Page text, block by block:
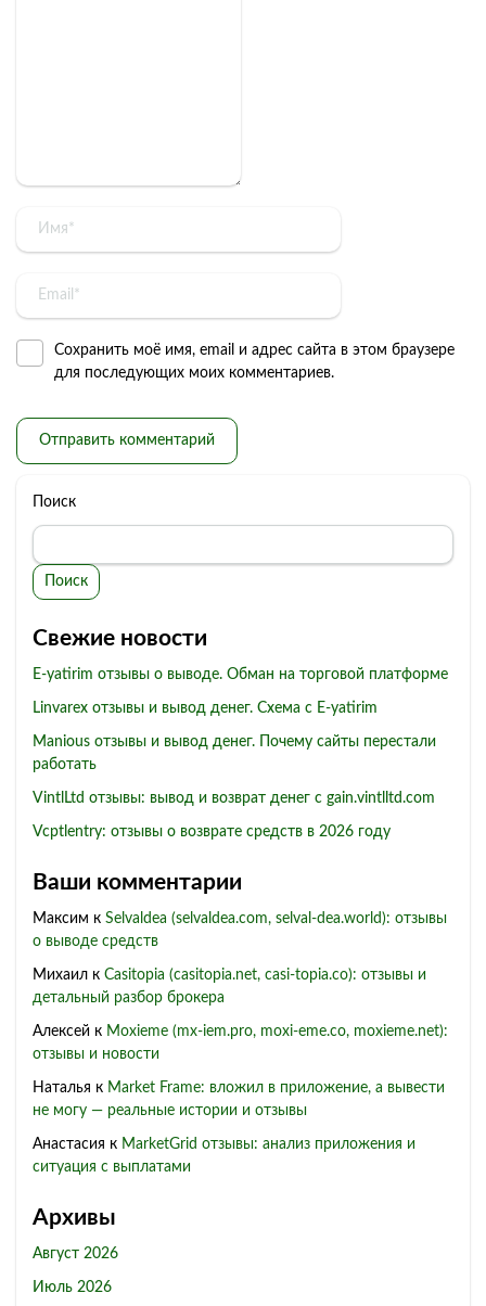
Сохранить моё имя, email и адрес сайта в этом браузере
для последующих моих комментариев.
Поиск
Поиск
Свежие новости
E-yatirim отзывы о выводе. Обман на торговой платформе
Linvarex отзывы и вывод денег. Схема с E-yatirim
Manious отзывы и вывод денег. Почему сайты перестали
работать
VintlLtd отзывы: вывод и возврат денег с gain.vintlltd.com
Vcptlentry: отзывы о возврате средств в 2026 году
Ваши комментарии
Максим к Selvaldea (selvaldea.com, selval-dea.world): отзывы
о выводе средств
Михаил к Casitopia (casitopia.net, casi-topia.co): отзывы и
детальный разбор брокера
Алексей к Moxieme (mx-iem.pro, moxi-eme.co, moxieme.net):
отзывы и новости
Наталья к Market Frame: вложил в приложение, а вывести
не могу — реальные истории и отзывы
Анастасия к MarketGrid отзывы: анализ приложения и
ситуация с выплатами
Архивы
Август 2026
Июль 2026